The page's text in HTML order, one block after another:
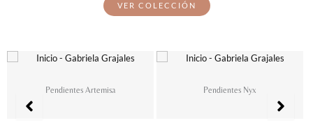
VER COLECCIÓN
Pendientes Artemisa Pendientes Nyx